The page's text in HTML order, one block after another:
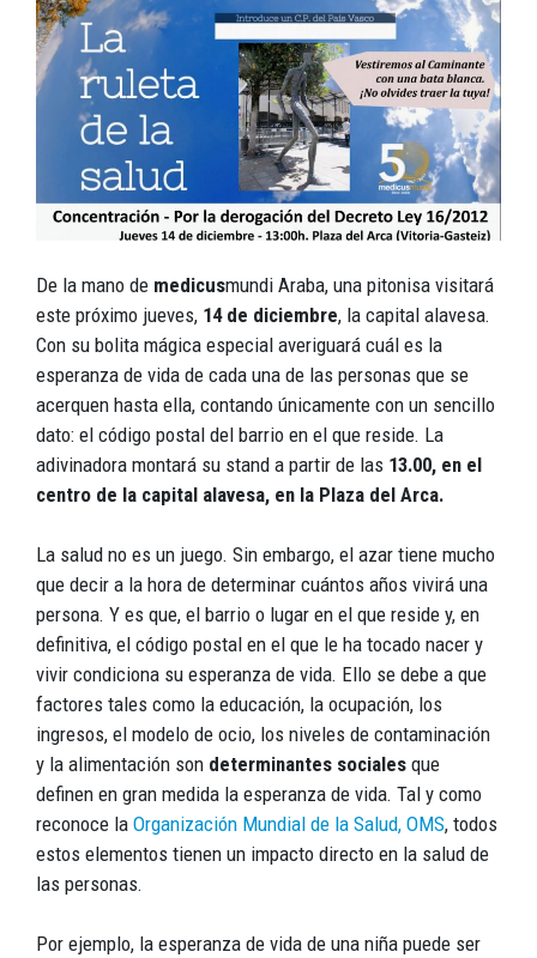
De la mano de medicusmundi Araba, una pitonisa visitará
este próximo jueves, 14 de diciembre, la capital alavesa.
Con su bolita mágica especial averiguará cuál es la
esperanza de vida de cada una de las personas que se
acerquen hasta ella, contando únicamente con un sencillo
dato: el código postal del barrio en el que reside. La
adivinadora montará su stand a partir de las 13.00, en el
centro de la capital alavesa, en la Plaza del Arca.
La salud no es un juego. Sin embargo, el azar tiene mucho
que decir a la hora de determinar cuántos años vivirá una
persona. Y es que, el barrio o lugar en el que reside y, en
definitiva, el código postal en el que le ha tocado nacer y
vivir condiciona su esperanza de vida. Ello se debe a que
factores tales como la educación, la ocupación, los
ingresos, el modelo de ocio, los niveles de contaminación
y la alimentación son determinantes sociales que
definen en gran medida la esperanza de vida. Tal y como
reconoce la Organización Mundial de la Salud, OMS, todos
estos elementos tienen un impacto directo en la salud de
las personas.
Por ejemplo, la esperanza de vida de una niña puede ser